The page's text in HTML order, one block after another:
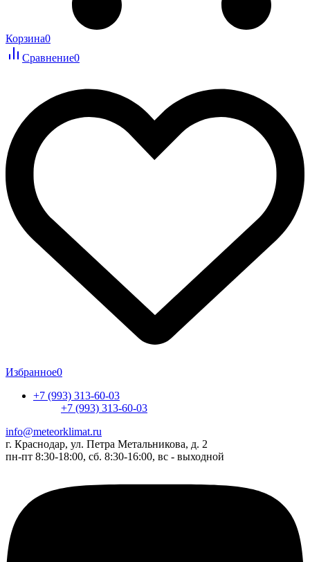
Корзина0
Сравнение0
Избранное0
+7 (993) 313-60-03
+7 (993) 313-60-03
info@meteorklimat.ru
г. Краснодар, ул. Петра Метальникова, д. 2
пн-пт 8:30-18:00, сб. 8:30-16:00, вс - выходной